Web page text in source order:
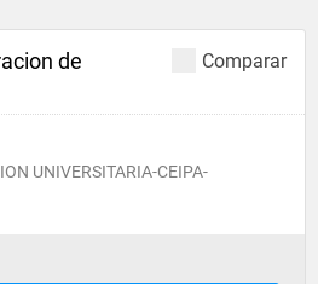
Comparar
de
UNIVERSITARIA-CEIPA-